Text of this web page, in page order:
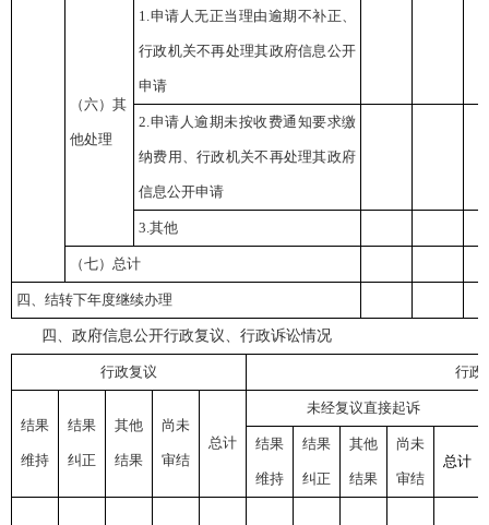
（六）其
他处理
1.申请人无正当理由逾期不补正、
行政机关不再处理其政府信息公开
申请
2.申请人逾期未按收费通知要求缴
纳费用、行政机关不再处理其政府
信息公开申请
3.其他
（七）总计
四、结转下年度继续办理
四、政府信息公开行政复议、行政诉讼情况
行政复议 行政
结果
维持
结果
纠正
其他
结果
尚未
审结
总计
未经复议直接起诉
结果
维持
结果
纠正
其他
结果
尚未
审结
总计